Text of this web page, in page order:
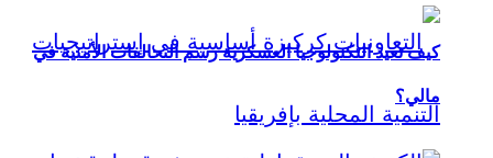
كيف تعيد التكنولوجيا العسكرية رسم التحالفات الأمنية في
مالي؟